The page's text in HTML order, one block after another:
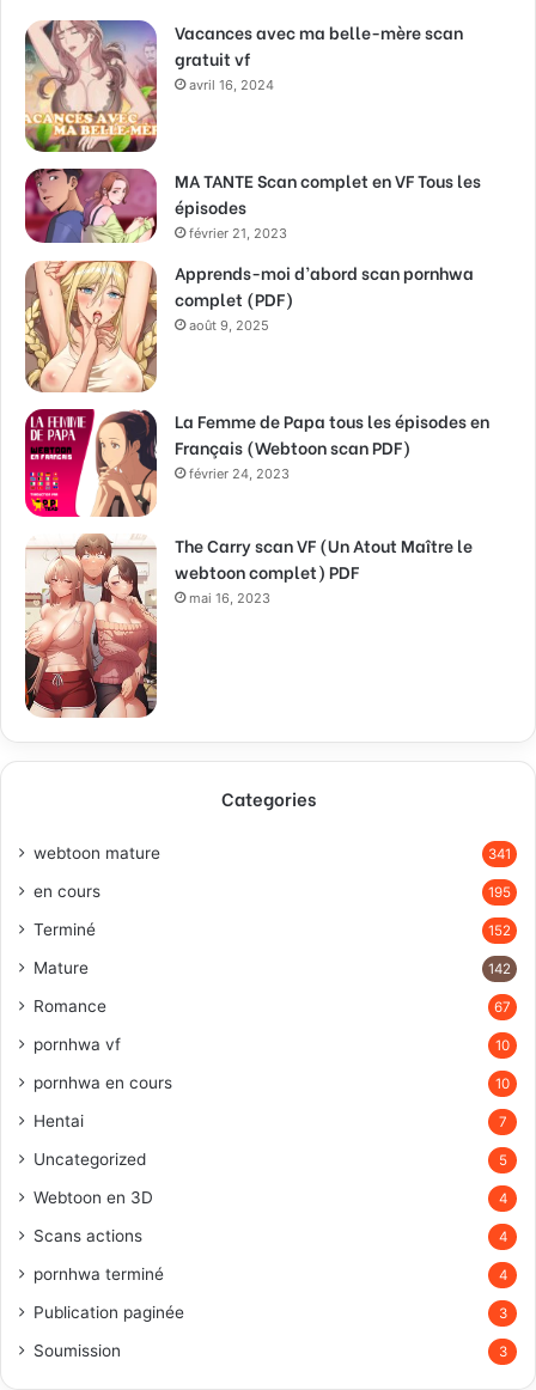
Vacances avec ma belle-mère scan
gratuit vf
avril 16, 2024
MA TANTE Scan complet en VF Tous les
épisodes
février 21, 2023
Apprends-moi d’abord scan pornhwa
complet (PDF)
août 9, 2025
La Femme de Papa tous les épisodes en
Français (Webtoon scan PDF)
février 24, 2023
The Carry scan VF (Un Atout Maître le
webtoon complet) PDF
mai 16, 2023
Categories
webtoon mature 341
en cours 195
Terminé 152
Mature 142
Romance 67
pornhwa vf 10
pornhwa en cours 10
Hentai 7
Uncategorized 5
Webtoon en 3D 4
Scans actions 4
pornhwa terminé 4
Publication paginée 3
Soumission 3